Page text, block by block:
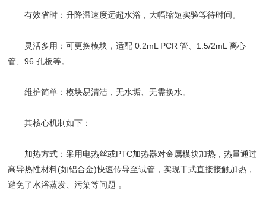
有效省时：升降温速度远超水浴，大幅缩短实验等待时间。
灵活多用：可更换模块，适配 0.2mL PCR 管、1.5/2mL 离心
管、96 孔板等。
维护简单：模块易清洁，无水垢、无需换水。
其核心机制如下：
‌加热方式‌：采用电热丝或PTC加热器对金属模块加热，热量通过
高导热性材料(如铝合金)快速传导至试管，实现‌干式直接接触加热‌，
避免了水浴蒸发、污染等问题 。